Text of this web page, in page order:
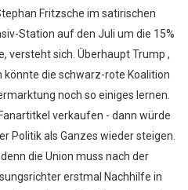
Fritzsche im satirischen
Station auf den Juli um die 15%
versteht sich. Überhaupt Trump ,
die schwarz-rote Koalition
noch so einiges lernen.
verkaufen - dann würde
Politik als Ganzes wieder steigen.
die Union muss nach der
erstmal Nachhilfe in